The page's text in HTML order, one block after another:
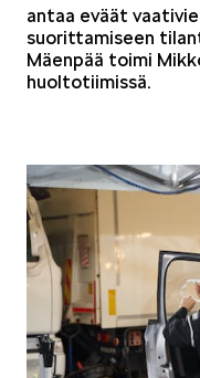
antaa eväät
suorittamiseen
Mäenpää toimi
huoltotiimissä.